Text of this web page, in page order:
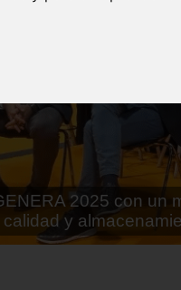
parecía imposible: